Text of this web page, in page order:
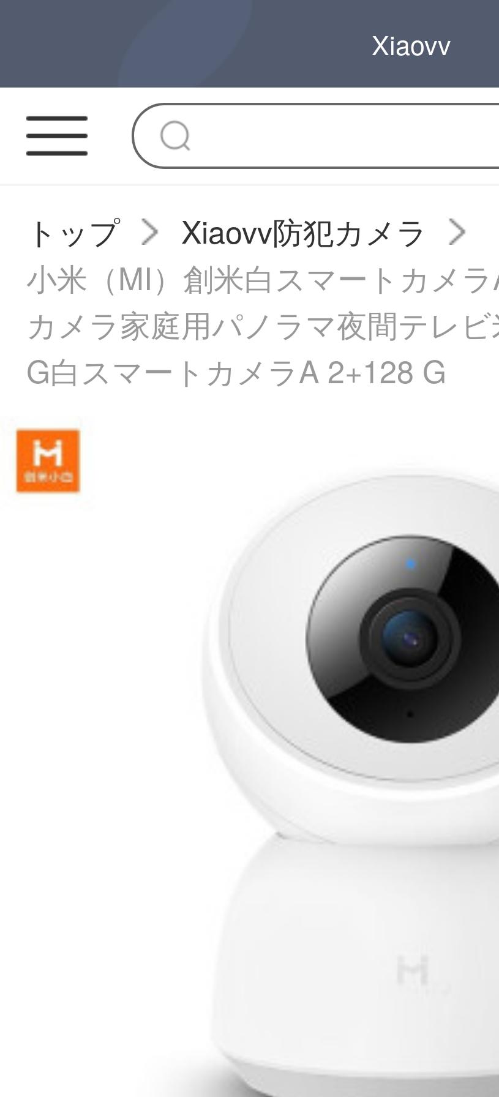
Xiaovv
トップ
Xiaovv防犯カメラ
小米（MI）創米白スマートカメ
カメラ家庭用パノラマ夜間テレ
G白スマートカメラA 2+128 G